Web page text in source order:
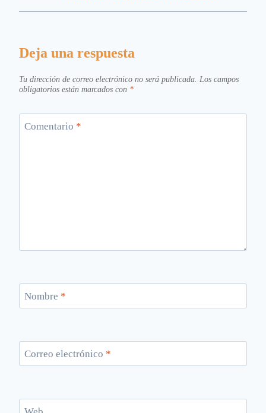
Deja una respuesta
Tu dirección de correo electrónico no será publicada. Los campos
obligatorios están marcados con *
Comentario *
Nombre *
Correo electrónico *